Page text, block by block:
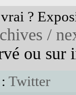
?
/
ou sur
Twitter